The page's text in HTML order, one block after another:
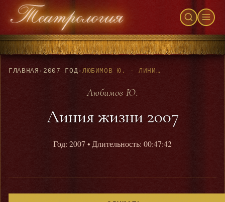
ГЛАВНАЯ › 2007 ГОД› ЛЮБИМОВ Ю. - ЛИНИЯ ЖИЗНИ 2007
Любимов Ю.
Линия жизни 2007
Год: 2007 • Длительность: 00:47:42